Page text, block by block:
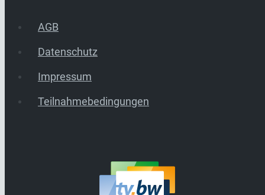
AGB
Datenschutz
Impressum
Teilnahmebedingungen